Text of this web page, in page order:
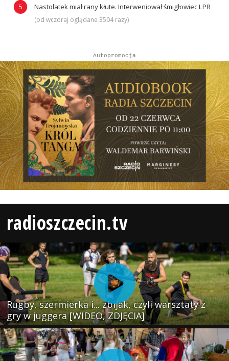
Nastolatek miał rany kłute. Interweniował śmigłowiec LPR
(od wczoraj oglądane 3504 razy)
Autopromocja
radioszczecin.tv
Rugby, szermierka i... zbijak, czyli warsztaty z
gry w juggera [WIDEO, ZDJĘCIA]